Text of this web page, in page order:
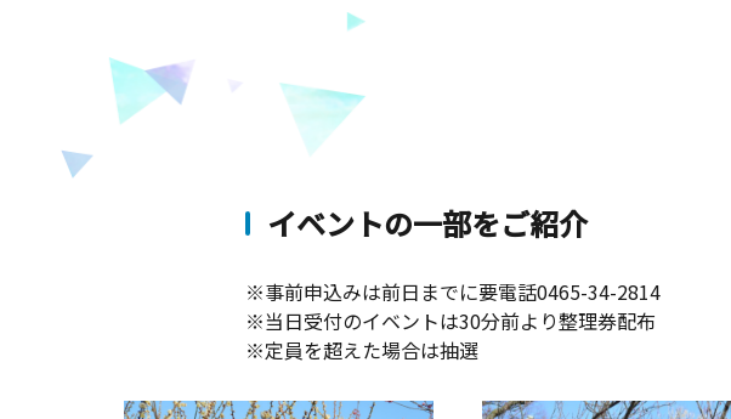
イベントの一部をご紹介
※事前申込みは前日までに要電話0465-34-2814
※当日受付のイベントは30分前より整理券配布
※定員を超えた場合は抽選